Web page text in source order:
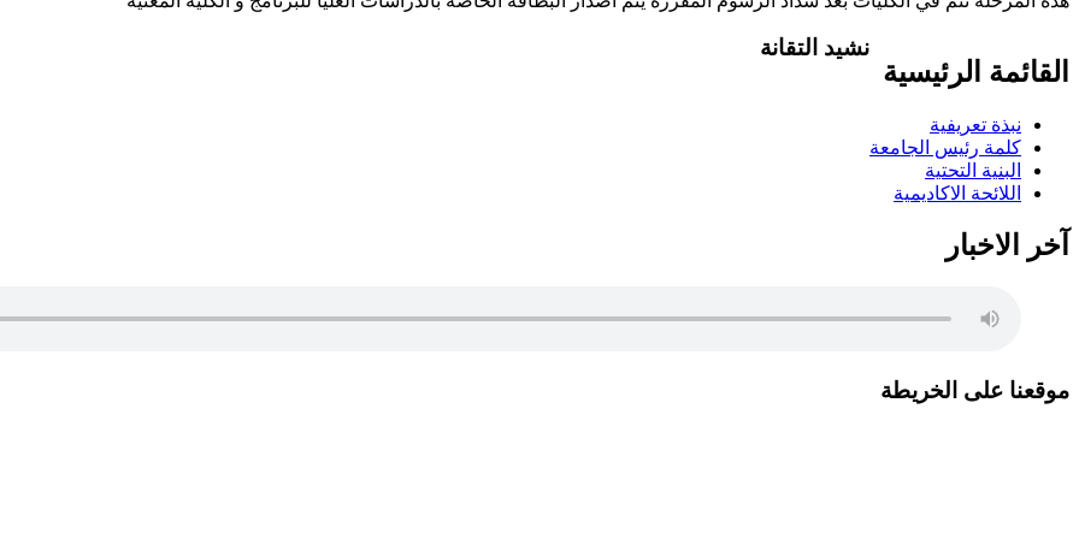
القائمة الرئيسية
نبذة تعريفية
كلمة رئيس الجامعة
البنية التحتية
اللائحة الاكاديمية
آخر الاخبار
نشيد التقانة
موقعنا على الخريطة